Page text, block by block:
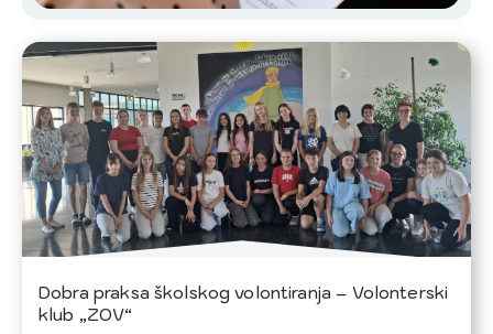
Dobra praksa školskog volontiranja – Volonterski
klub „ZOV“